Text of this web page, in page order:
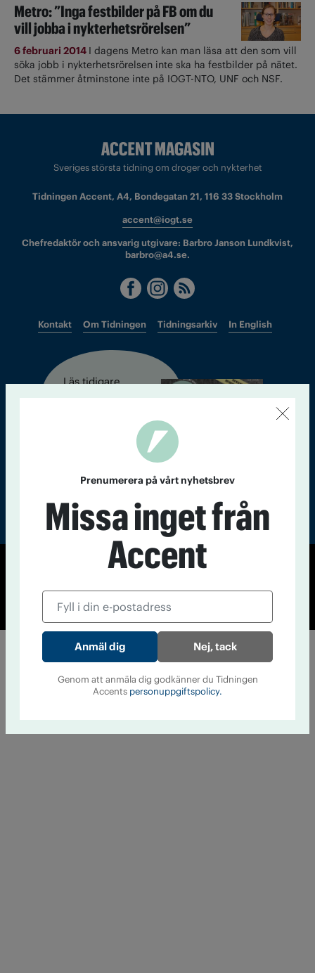
Metro: ”Inga festbilder på FB om du
vill jobba i nykterhetsrörelsen”
6 februari 2014 I dagens Metro kan man läsa att den som vill
söka jobb i nykterhetsrörelsen inte ska ha festbilder på nätet.
Det stämmer åtminstone inte på IOGT-NTO, UNF och NSF.
Sveriges största tidning om droger och nykterhet
Tidningen Accent, A4, Bondegatan 21, 116 33 Stockholm
accent@iogt.se
Chefredaktör och ansvarig utgivare: Barbro Janson Lundkvist,
barbro@a4.se.
Kontakt Om Tidningen Tidningsarkiv In English
Läs tidigare
nummer av
Prenumerera på vårt nyhetsbrev
Missa inget från
Accent
Nej, tack
Genom att anmäla dig godkänner du Tidningen
Accents personuppgiftspolicy.